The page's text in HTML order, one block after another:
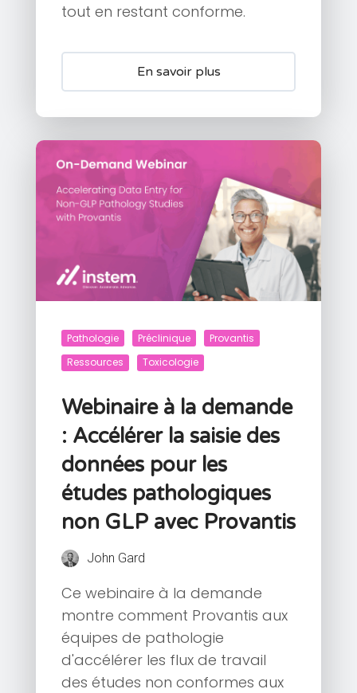
tout en restant conforme.
En savoir plus
Pathologie Préclinique
Provantis
Ressources
Toxicologie
Webinaire à la demande
: Accélérer la saisie des
données pour les
études pathologiques
non GLP avec Provantis
John Gard
Ce webinaire à la demande
montre comment Provantis aux
équipes de pathologie
d'accélérer les flux de travail
des études non conformes aux